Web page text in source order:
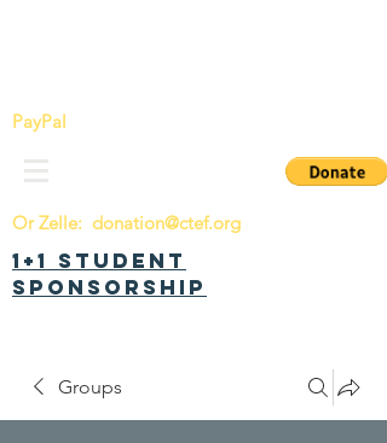
PayPal
Or Zelle: donation@ctef.org
1+1 Student
Sponsorship
Groups